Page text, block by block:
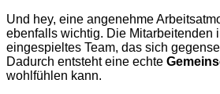
Und hey, eine angenehme
ebenfalls wichtig. Die Mitarbeitenden
eingespieltes Team, das sich
Dadurch entsteht eine echte
wohlfühlen kann.